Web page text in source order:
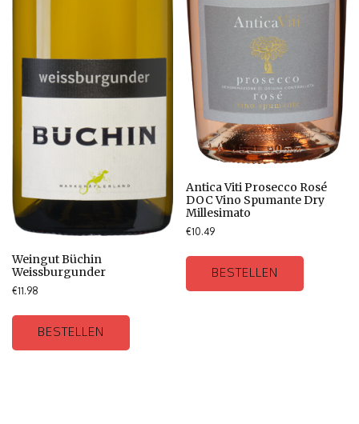
Weingut Büchin
Weissburgunder
€11.98
BESTELLEN
Antica Viti Prosecco Rosé
DOC Vino Spumante Dry
Millesimato
€10.49
BESTELLEN